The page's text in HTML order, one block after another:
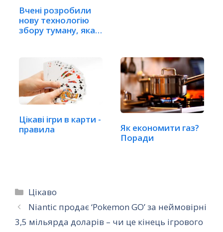
Вчені розробили
нову технологію
збору туману, яка…
Цікаві ігри в карти -
правила
Як економити газ?
Поради
Категорії
Цікаво
Niantic продає ‘Pokemon GO’ за неймовірні
3,5 мільярда доларів – чи це кінець ігрового